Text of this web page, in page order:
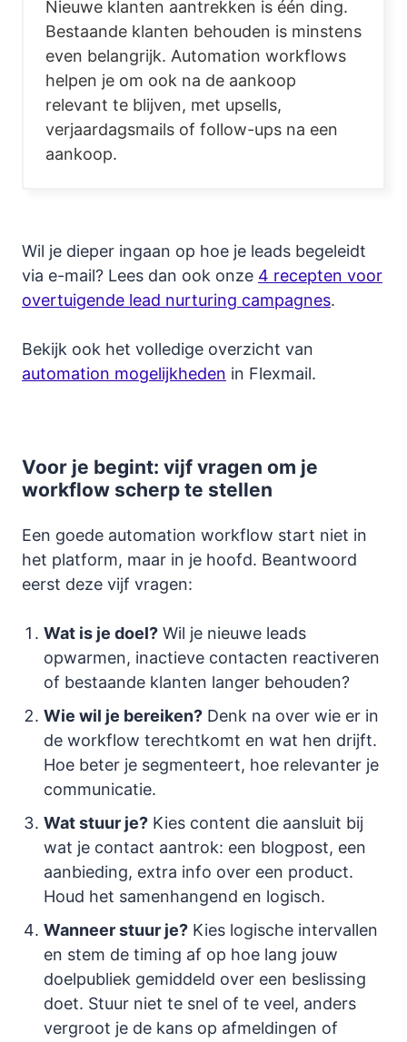
Nieuwe klanten aantrekken is één ding.
Bestaande klanten behouden is minstens
even belangrijk. Automation workflows
helpen je om ook na de aankoop
relevant te blijven, met upsells,
verjaardagsmails of follow-ups na een
aankoop.
Wil je dieper ingaan op hoe je leads begeleidt
via e-mail? Lees dan ook onze 4 recepten voor
overtuigende lead nurturing campagnes.
Bekijk ook het volledige overzicht van
automation mogelijkheden in Flexmail.
Voor je begint: vijf vragen om je
workflow scherp te stellen
Een goede automation workflow start niet in
het platform, maar in je hoofd. Beantwoord
eerst deze vijf vragen:
Wat is je doel? Wil je nieuwe leads
opwarmen, inactieve contacten reactiveren
of bestaande klanten langer behouden?
Wie wil je bereiken? Denk na over wie er in
de workflow terechtkomt en wat hen drijft.
Hoe beter je segmenteert, hoe relevanter je
communicatie.
Wat stuur je? Kies content die aansluit bij
wat je contact aantrok: een blogpost, een
aanbieding, extra info over een product.
Houd het samenhangend en logisch.
Wanneer stuur je? Kies logische intervallen
en stem de timing af op hoe lang jouw
doelpubliek gemiddeld over een beslissing
doet. Stuur niet te snel of te veel, anders
vergroot je de kans op afmeldingen of